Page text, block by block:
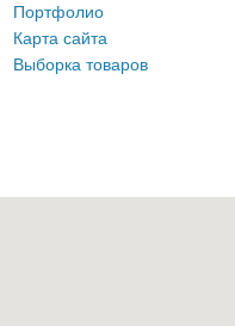
Портфолио
Карта сайта
Выборка товаров